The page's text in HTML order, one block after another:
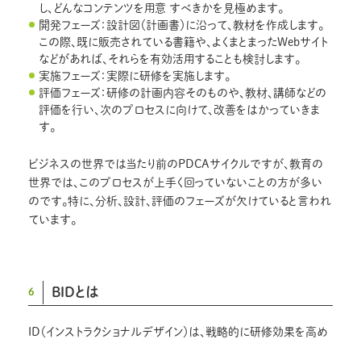
し、どんなコンテンツを用意 すべきかを見極めます。
開発フェーズ：設計図（計画書）に沿って、教材を作成します。
この際、既に販売されている書籍や、よくまとまったWebサイト
などがあれば、それらを有効活用することも検討します。
実施フェーズ：実際に研修を実施します。
評価フェーズ：研修の計画内容そのものや、教材、講師などの
評価を行い、次のプロセスに向けて、改善をはかっていきま
す。
ビジネスの世界では当たり前のPDCAサイクルですが、教育の
世界では、このプロセスが上手く回っていないことの方が多い
のです。特に、分析、設計、評価のフェーズが欠けていると言われ
ています。
6 BIDとは
ID（インストラクショナルデザイン）は、戦略的に研修効果を高め